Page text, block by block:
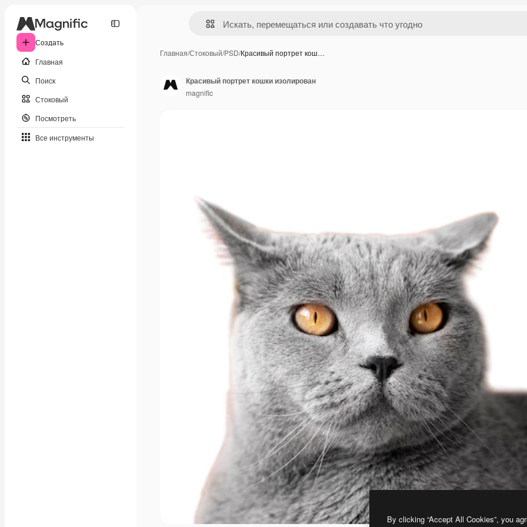
Создать
Главная
Поиск
Стоковый
Посмотреть
Все инструменты
Главная/Стоковый/PSD/Красивый портрет кош…
Красивый портрет кошки изолирован
magnific
By clicking “Accept All Cookies”, you